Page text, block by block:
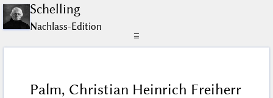
Schelling
Nachlass-Edition
☰
Palm, Christian Heinrich Freiherr